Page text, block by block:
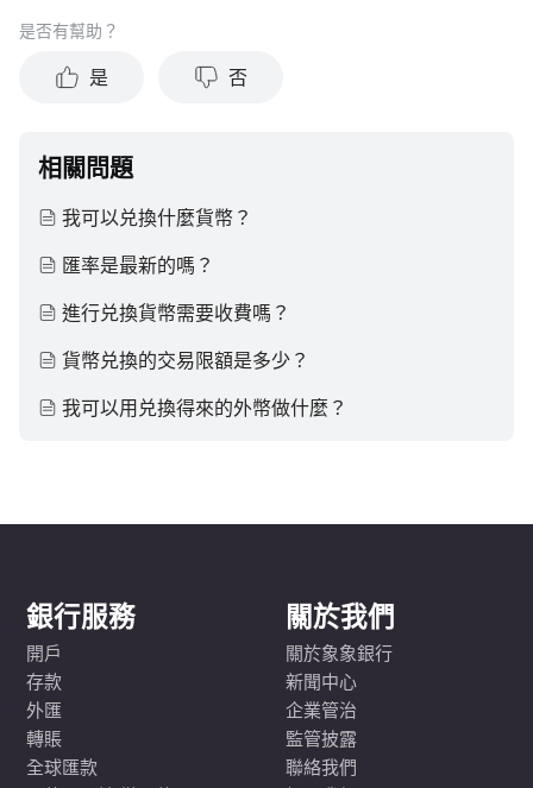
是否有幫助？
是 否
相關問題
我可以兑換什麼貨幣？
匯率是最新的嗎？
進行兑換貨幣需要收費嗎？
貨幣兑換的交易限額是多少？
我可以用兑換得來的外幣做什麼？
銀行服務
開戶
存款
外匯
轉賬
全球匯款
關於我們
關於象象銀行
新聞中心
企業管治
監管披露
聯絡我們